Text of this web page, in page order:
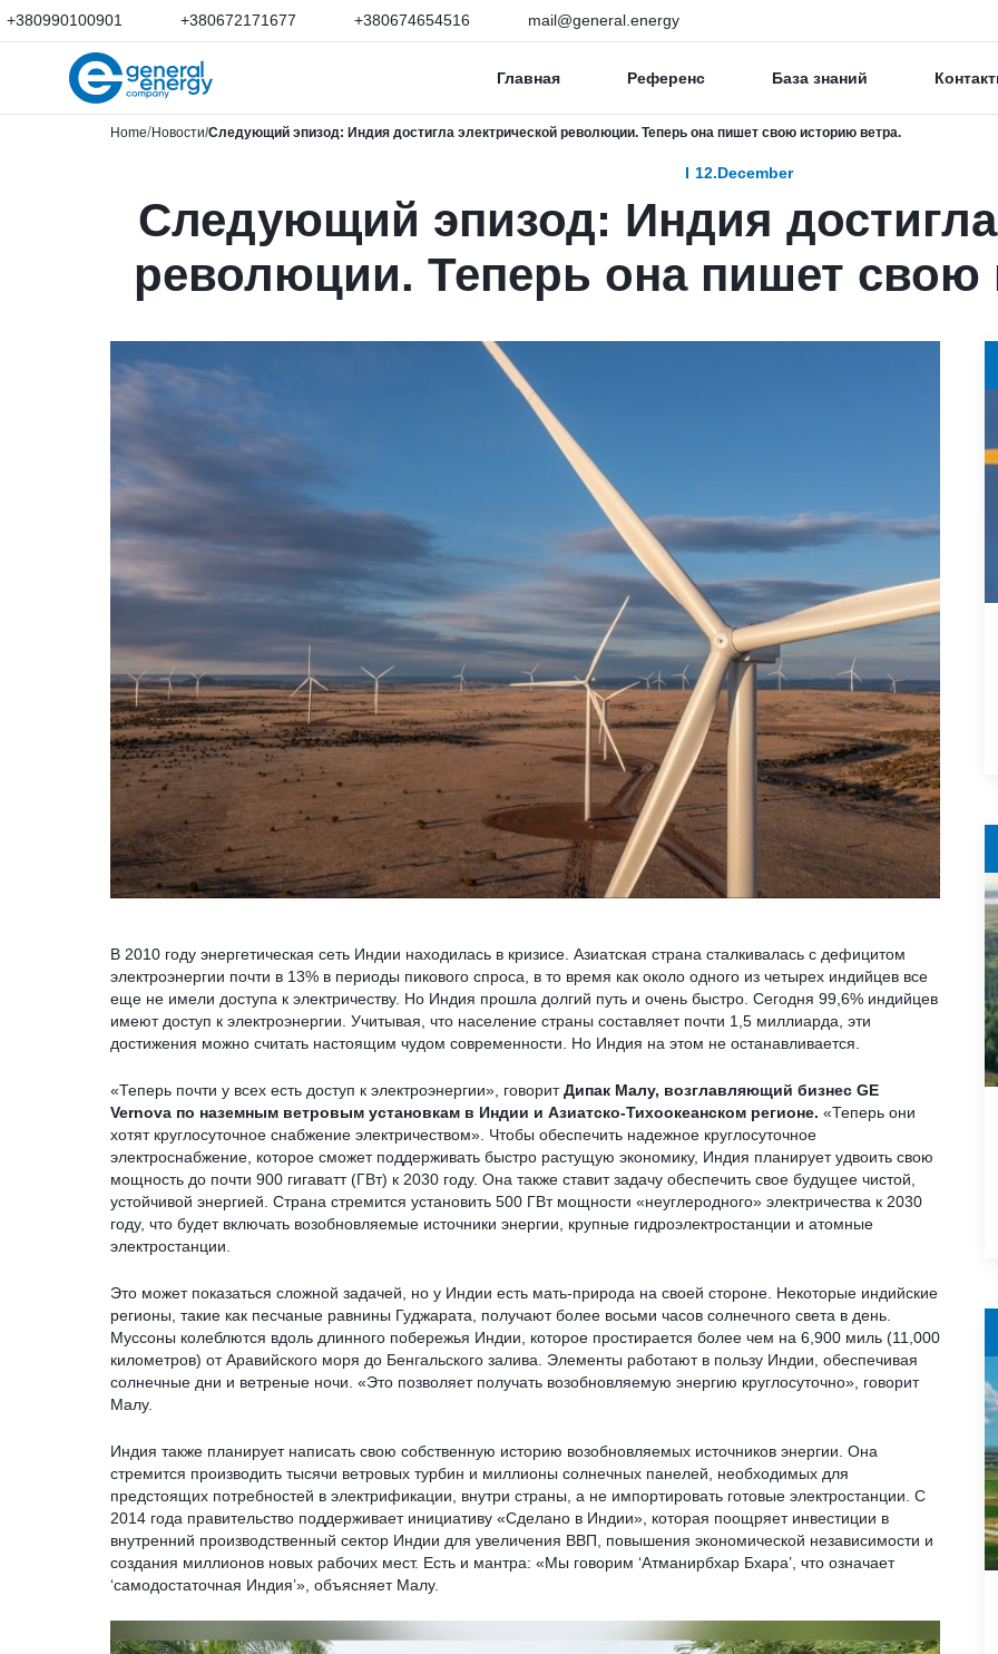
+380990100901 +380672171677 +380674654516 mail@general.energy
Главная Референс База знаний
Home Новости Следующий эпизод: Индия достигла электрической революции. Теперь она пишет свою историю ветра.
12.December
Следующий эпизод: Индия достигла
революции. Теперь она пишет свою
В 2010 году энергетическая сеть Индии находилась в кризисе. Азиатская страна сталкивалась с дефицитом
электроэнергии почти в 13% в периоды пикового спроса, в то время как около одного из четырех индийцев все
еще не имели доступа к электричеству. Но Индия прошла долгий путь и очень быстро. Сегодня 99,6% индийцев
имеют доступ к электроэнергии. Учитывая, что население страны составляет почти 1,5 миллиарда, эти
достижения можно считать настоящим чудом современности. Но Индия на этом не останавливается.
«Теперь почти у всех есть доступ к электроэнергии», говоритДипак Малу, возглавляющий бизнес GE
Vernova по наземным ветровым установкам в Индии и Азиатско-Тихоокеанском регионе. «Теперь они
хотят круглосуточное снабжение электричеством». Чтобы обеспечить надежное круглосуточное
электроснабжение, которое сможет поддерживать быстро растущую экономику, Индия планирует удвоить свою
мощность до почти 900 гигаватт (ГВт) к 2030 году. Она также ставит задачу обеспечить свое будущее чистой,
устойчивой энергией. Страна стремится установить 500 ГВт мощности «неуглеродного» электричества к 2030
году, что будет включать возобновляемые источники энергии, крупные гидроэлектростанции и атомные
электростанции.
Это может показаться сложной задачей, но у Индии есть мать-природа на своей стороне. Некоторые индийские
регионы, такие как песчаные равнины Гуджарата, получают более восьми часов солнечного света в день.
Муссоны колеблются вдоль длинного побережья Индии, которое простирается более чем на 6,900 миль (11,000
километров) от Аравийского моря до Бенгальского залива. Элементы работают в пользу Индии, обеспечивая
солнечные дни и ветреные ночи. «Это позволяет получать возобновляемую энергию круглосуточно», говорит
Малу.
Индия также планирует написать свою собственную историю возобновляемых источников энергии. Она
стремится производить тысячи ветровых турбин и миллионы солнечных панелей, необходимых для
предстоящих потребностей в электрификации, внутри страны, а не импортировать готовые электростанции. С
2014 года правительство поддерживает инициативу «Сделано в Индии», которая поощряет инвестиции в
внутренний производственный сектор Индии для увеличения ВВП, повышения экономической независимости и
создания миллионов новых рабочих мест. Есть и мантра: «Мы говорим ‘Атманирбхар Бхара’, что означает
‘самодостаточная Индия’», объясняет Малу.